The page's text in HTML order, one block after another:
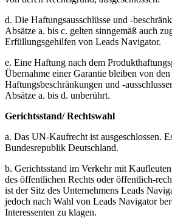
d. Die Haftungsausschlüsse und -
Absätze a. bis c. gelten sinngemäß auch
Erfüllungsgehilfen von Leads Navigator.
e. Eine Haftung nach dem
Übernahme einer Garantie bleiben von den
Haftungsbeschränkungen und -
Absätze a. bis d. unberührt.
Gerichtsstand/ Rechtswahl
a. Das UN-Kaufrecht ist ausgeschlossen.
Bundesrepublik Deutschland.
b. Gerichtsstand im Verkehr mit
des öffentlichen Rechts oder öffentlich-
ist der Sitz des Unternehmens Leads
jedoch nach Wahl von Leads Navigator
Interessenten zu klagen.